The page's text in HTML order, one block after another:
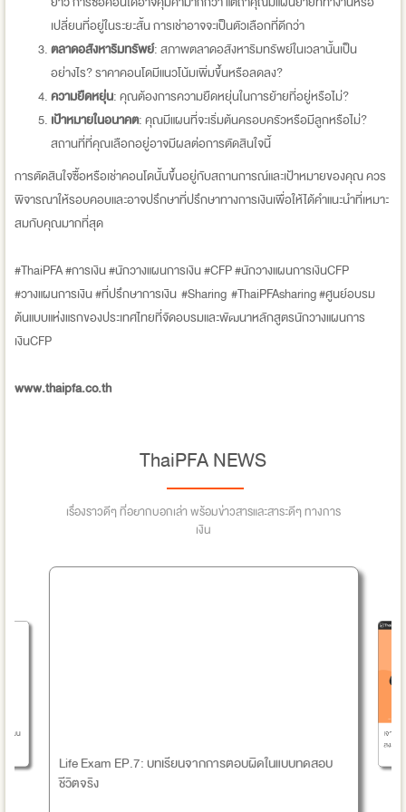
เปลี่ยนที่อยู่ในระยะสั้น การเช่าอาจจะเป็นตัวเลือกที่ดีกว่า
ตลาดอสังหาริมทรัพย์: สภาพตลาดอสังหาริมทรัพย์ในเวลานั้นเป็น
อย่างไร? ราคาคอนโดมีแนวโน้มเพิ่มขึ้นหรือลดลง?
ความยืดหยุ่น: คุณต้องการความยืดหยุ่นในการย้ายที่อยู่หรือไม่?
เป้าหมายในอนาคต: คุณมีแผนที่จะเริ่มต้นครอบครัวหรือมีลูกหรือไม่?
สถานที่ที่คุณเลือกอยู่อาจมีผลต่อการตัดสินใจนี้
การตัดสินใจซื้อหรือเช่าคอนโดนั้นขึ้นอยู่กับสถานการณ์และเป้าหมายของคุณ ควร
พิจารณาให้รอบคอบและอาจปรึกษาที่ปรึกษาทางการเงินเพื่อให้ได้คำแนะนำที่เหมาะ
สมกับคุณมากที่สุด
#ThaiPFA #การเงิน #นักวางแผนการเงิน #CFP #นักวางแผนการเงินCFP
#วางแผนการเงิน #ที่ปรึกษาการเงิน #Sharing #ThaiPFAsharing #ศูนย์อบรม
ต้นแบบแห่งแรกของประเทศไทยที่จัดอบรมและพัฒนาหลักสูตรนักวางแผนการ
เงินCFP
www.thaipfa.co.th
ThaiPFA NEWS
เรื่องราวดีๆ ที่อยากบอกเล่า พร้อมข่าวสารและสาระดีๆ ทางการ
เงิน
างแผน
Life Exam EP.7: บทเรียนจากการตอบผิดในแบบทดสอบ
ชีวิตจริง
เจาะลึ
สงสัยจ